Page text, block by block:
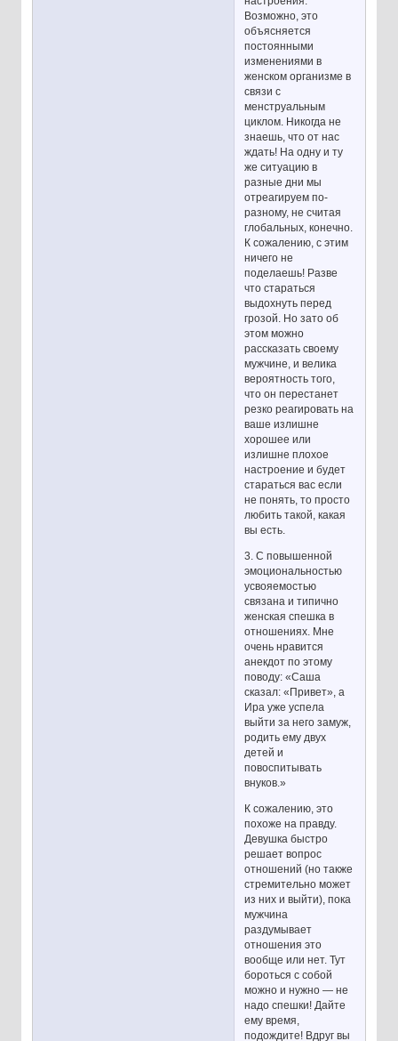
Возможно, это
объясняется
постоянными
изменениями в
женском организме в
связи с
менструальным
циклом. Никогда не
знаешь, что от нас
ждать! На одну и ту
же ситуацию в
разные дни мы
отреагируем по-
разному, не считая
глобальных, конечно.
К сожалению, с этим
ничего не
поделаешь! Разве
что стараться
выдохнуть перед
грозой. Но зато об
этом можно
рассказать своему
мужчине, и велика
вероятность того,
что он перестанет
резко реагировать на
ваше излишне
хорошее или
излишне плохое
настроение и будет
стараться вас если
не понять, то просто
любить такой, какая
вы есть.
3. С повышенной
эмоциональностью
усвояемостью
связана и типично
женская спешка в
отношениях. Мне
очень нравится
анекдот по этому
поводу: «Саша
сказал: «Привет», а
Ира уже успела
выйти за него замуж,
родить ему двух
детей и
повоспитывать
внуков.»
К сожалению, это
похоже на правду.
Девушка быстро
решает вопрос
отношений (но также
стремительно может
из них и выйти), пока
мужчина
раздумывает
отношения это
вообще или нет. Тут
бороться с собой
можно и нужно — не
надо спешки! Дайте
ему время,
подождите! Вдруг вы